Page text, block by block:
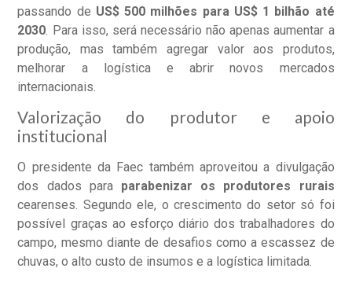
passando de US$ 500 milhões para US$ 1 bilhão até
2030. Para isso, será necessário não apenas aumentar a
produção, mas também agregar valor aos produtos,
melhorar a logística e abrir novos mercados
internacionais.
Valorização do produtor e apoio
institucional
O presidente da Faec também aproveitou a divulgação
dos dados para parabenizar os produtores rurais
cearenses. Segundo ele, o crescimento do setor só foi
possível graças ao esforço diário dos trabalhadores do
campo, mesmo diante de desafios como a escassez de
chuvas, o alto custo de insumos e a logística limitada.